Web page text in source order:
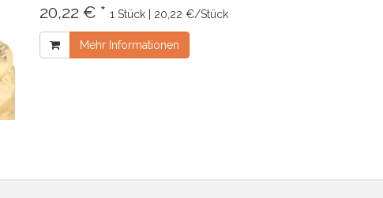
20,22 € * 1 Stück | 20,22 €/Stück
Mehr Informationen